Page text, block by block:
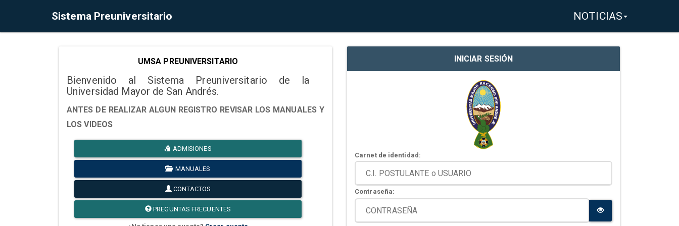
Sistema Preuniversitario NOTICIAS
UMSA PREUNIVERSITARIO
Bienvenido al Sistema Preuniversitario de la
Universidad Mayor de San Andrés.
ANTES DE REALIZAR ALGUN REGISTRO REVISAR LOS MANUALES Y
LOS VIDEOS
ADMISIONES
MANUALES
CONTACTOS
PREGUNTAS FRECUENTES
INICIAR SESIÓN
Carnet de identidad:
Contraseña: